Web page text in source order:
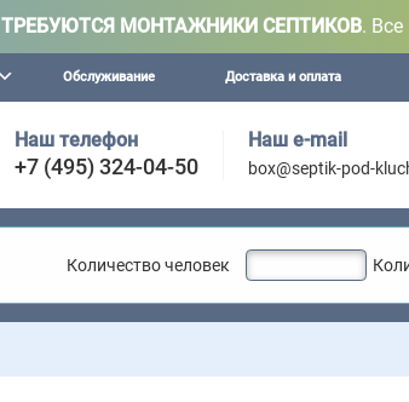
ТРЕБУЮТСЯ МОНТАЖНИКИ СЕПТИКОВ. Все
Обслуживание Доставка и оплата
Наш телефон
+7 (495) 324-04-50
Наш e-mail
box@septik-pod-
Количество человек